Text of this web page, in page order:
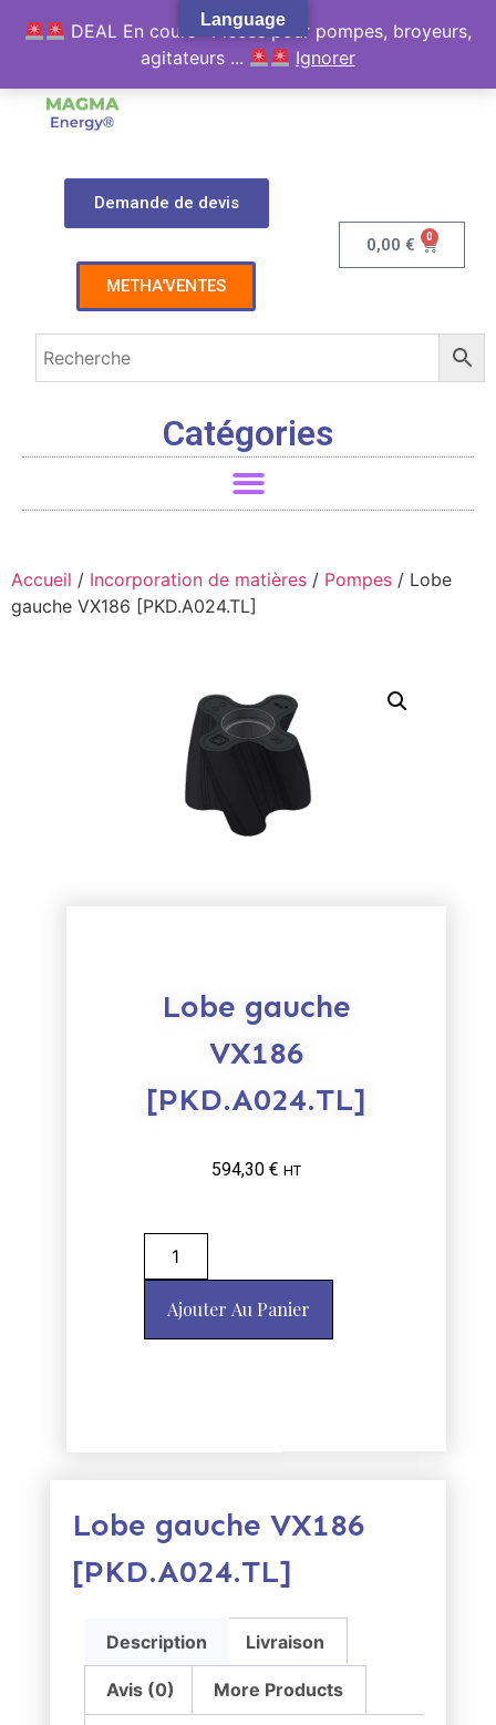
Demande de devis
METHA'VENTES
0,00€ 0
Catégories
Accueil / Incorporation de matières / Pompes / Lobe
gauche VX186 [PKD.A024.TL]
Lobe gauche
VX186
[PKD.A024.TL]
594,30 € HT
Ajouter Au Panier
Lobe gauche VX186
[PKD.A024.TL]
Description Livraison
Avis (0) More Products
Language
DEAL En cours : Pièces pour pompes, broyeurs,
agitateurs ...
Ignorer